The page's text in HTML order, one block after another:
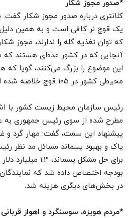
*صدور مجوز شکار
یک قوچ نر کافی است و به همین دلیل
که توان تغذیه گله را ندارند، مجوز
آنجایی که در کشور عده‌ای هستند
این موضوع را بزرگ می‌کنند، گویا
محیطی کشور در 105 قوچ خلاصه شده است.
رئیس سازمان محیط زیست کشور با
مطرح شده از سوی رئیس جمهوری به
پیشنهاد این سمت، گفت: مهار گرد و
پاک و بهبود پسماند مسائل مد نظر
بودجه اختصاص داده شد که
در بخش‌های دیگری هزینه شد.
*مردم هویزه، سوسنگرد و اهواز